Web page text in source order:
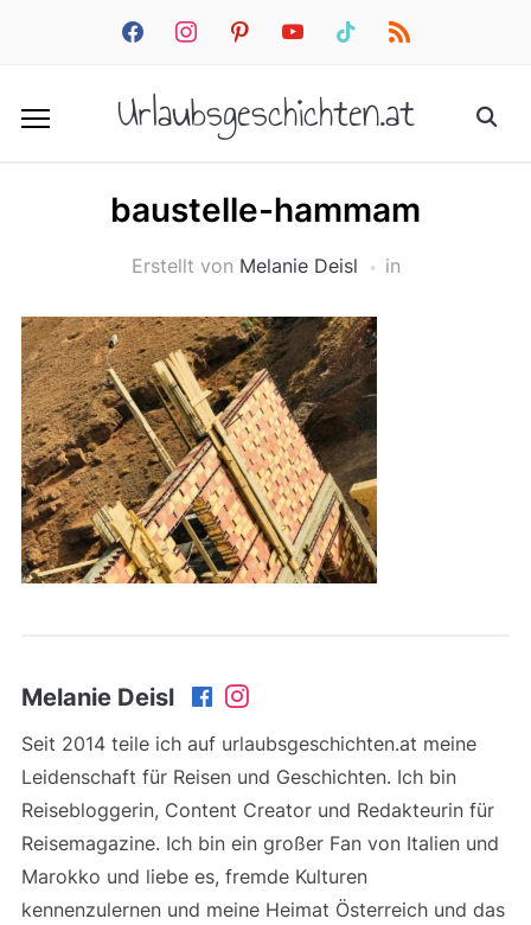
facebookinstagrampinterestyoutube tiktok rss
Urlaubsgeschichten.at
baustelle-hammam
Erstellt von Melanie Deisl in
Melanie Deisl
Seit 2014 teile ich auf urlaubsgeschichten.at meine
Leidenschaft für Reisen und Geschichten. Ich bin
Reisebloggerin, Content Creator und Redakteurin für
Reisemagazine. Ich bin ein großer Fan von Italien und
Marokko und liebe es, fremde Kulturen
kennenzulernen und meine Heimat Österreich und das